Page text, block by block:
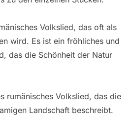
Volkslied, das oft als
wird. Es ist ein fröhliches und
das die Schönheit der Natur
rumänisches Volkslied, das die
Landschaft beschreibt.